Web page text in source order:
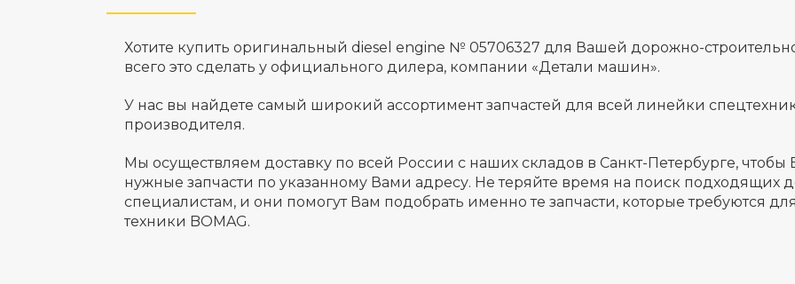
Хотите купить оригинальный diesel engine № 05706327 для Вашей дорожно-
всего это сделать у официального дилера, компании «Детали машин».
У нас вы найдете самый широкий ассортимент запчастей для всей линейки
производителя.
Мы осуществляем доставку по всей России с наших складов в Санкт-Петербурге, чтобы
нужные запчасти по указанному Вами адресу. Не теряйте время на поиск подходящих
специалистам, и они помогут Вам подобрать именно те запчасти, которые требуются
техники BOMAG.